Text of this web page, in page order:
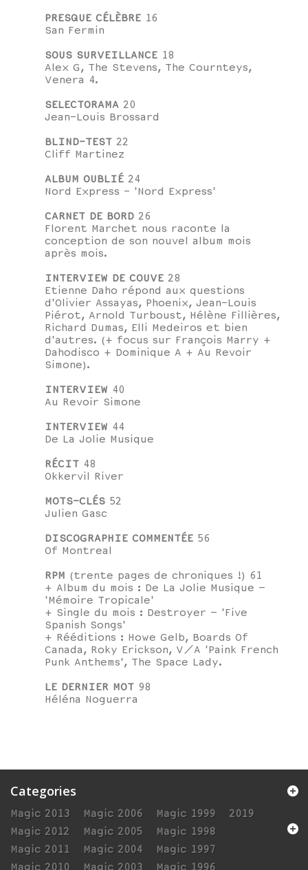
PRESQUE CÉLÈBRE 16
San Fermin
SOUS SURVEILLANCE 18
Alex G, The Stevens, The Cournteys,
Venera 4.
SELECTORAMA 20
Jean-Louis Brossard
BLIND-TEST 22
Cliff Martinez
ALBUM OUBLIÉ 24
Nord Express - 'Nord Express'
CARNET DE BORD 26
Florent Marchet nous raconte la
conception de son nouvel album mois
après mois.
INTERVIEW DE COUVE 28
Etienne Daho répond aux questions
d'Olivier Assayas, Phoenix, Jean-Louis
Piérot, Arnold Turboust, Hélène Fillières,
Richard Dumas, Elli Medeiros et bien
d'autres. (+ focus sur François Marry +
Dahodisco + Dominique A + Au Revoir
Simone).
INTERVIEW 40
Au Revoir Simone
INTERVIEW 44
De La Jolie Musique
RÉCIT 48
Okkervil River
MOTS-CLÉS 52
Julien Gasc
DISCOGRAPHIE COMMENTÉE 56
Of Montreal
RPM (trente pages de chroniques !) 61
+ Album du mois : De La Jolie Musique –
'Mémoire Tropicale'
+ Single du mois : Destroyer – 'Five
Spanish Songs'
+ Rééditions : Howe Gelb, Boards Of
Canada, Roky Erickson, V/A 'Paink French
Punk Anthems', The Space Lady.
LE DERNIER MOT 98
Héléna Noguerra
Categories
Magic 2013
Magic 2012
Magic 2011
Magic 2010
Magic 2006
Magic 2005
Magic 2004
Magic 2003
Magic 1999
Magic 1998
Magic 1997
Magic 1996
2019